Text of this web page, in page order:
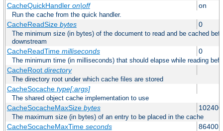
CacheQuickHandler on|off on
Run the cache from the quick handler.
CacheReadSize bytes 0
The minimum size (in bytes) of the document to read and be cached
downstream
CacheReadTime milliseconds 0
The minimum time (in milliseconds) that should elapse while reading
CacheRoot directory
The directory root under which cache files are stored
CacheSocache type[:args]
The shared object cache implementation to use
CacheSocacheMaxSize bytes 102400
The maximum size (in bytes) of an entry to be placed in the cache
CacheSocacheMaxTime seconds 86400